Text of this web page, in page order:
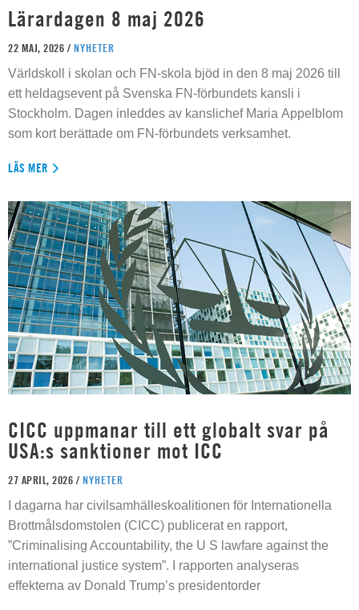
Lärardagen 8 maj 2026
22 MAJ, 2026 / NYHETER
Världskoll i skolan och FN-skola bjöd in den 8 maj 2026 till
ett heldagsevent på Svenska FN-förbundets kansli i
Stockholm. Dagen inleddes av kanslichef Maria Appelblom
som kort berättade om FN-förbundets verksamhet.
LÄS MER
CICC uppmanar till ett globalt svar på
USA:s sanktioner mot ICC
27 APRIL, 2026 / NYHETER
I dagarna har civilsamhälleskoalitionen för Internationella
Brottmålsdomstolen (CICC) publicerat en rapport,
”Criminalising Accountability, the U S lawfare against the
international justice system”. I rapporten analyseras
effekterna av Donald Trump’s presidentorder